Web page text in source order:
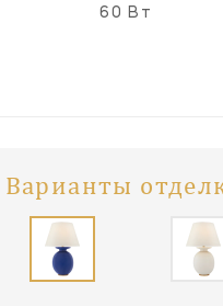
60 Вт
Варианты